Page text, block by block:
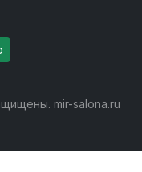
mir-salona.ru